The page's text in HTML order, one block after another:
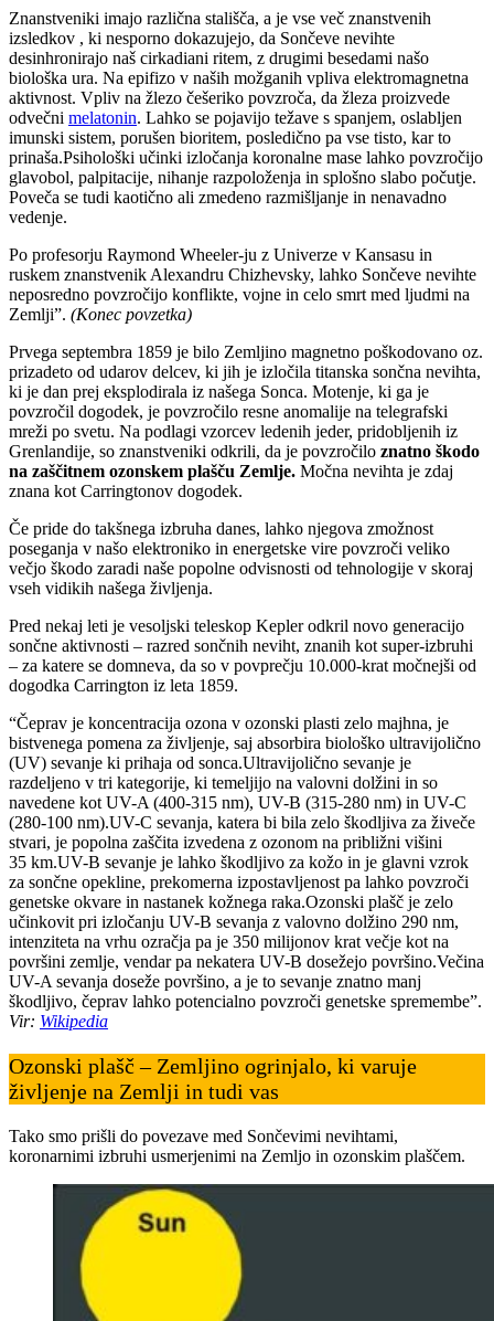
Znanstveniki imajo različna stališča, a je vse več znanstvenih
izsledkov , ki nesporno dokazujejo, da Sončeve nevihte
desinhronirajo naš cirkadiani ritem, z drugimi besedami našo
biološka ura. Na epifizo v naših možganih vpliva elektromagnetna
aktivnost. Vpliv na žlezo češeriko povzroča, da žleza proizvede
odvečni melatonin. Lahko se pojavijo težave s spanjem, oslabljen
imunski sistem, porušen bioritem, posledično pa vse tisto, kar to
prinaša.Psihološki učinki izločanja koronalne mase lahko povzročijo
glavobol, palpitacije, nihanje razpoloženja in splošno slabo počutje.
Poveča se tudi kaotično ali zmedeno razmišljanje in nenavadno
vedenje.
Po profesorju Raymond Wheeler-ju z Univerze v Kansasu in
ruskem znanstvenik Alexandru Chizhevsky, lahko Sončeve nevihte
neposredno povzročijo konflikte, vojne in celo smrt med ljudmi na
Zemlji”. (Konec povzetka)
Prvega septembra 1859 je bilo Zemljino magnetno poškodovano oz.
prizadeto od udarov delcev, ki jih je izločila titanska sončna nevihta,
ki je dan prej eksplodirala iz našega Sonca. Motenje, ki ga je
povzročil dogodek, je povzročilo resne anomalije na telegrafski
mreži po svetu. Na podlagi vzorcev ledenih jeder, pridobljenih iz
Grenlandije, so znanstveniki odkrili, da je povzročilo znatno škodo
na zaščitnem ozonskem plašču Zemlje. Močna nevihta je zdaj
znana kot Carringtonov dogodek.
Če pride do takšnega izbruha danes, lahko njegova zmožnost
poseganja v našo elektroniko in energetske vire povzroči veliko
večjo škodo zaradi naše popolne odvisnosti od tehnologije v skoraj
vseh vidikih našega življenja.
Pred nekaj leti je vesoljski teleskop Kepler odkril novo generacijo
sončne aktivnosti – razred sončnih neviht, znanih kot super-izbruhi
– za katere se domneva, da so v povprečju 10.000-krat močnejši od
dogodka Carrington iz leta 1859.
“Čeprav je koncentracija ozona v ozonski plasti zelo majhna, je
bistvenega pomena za življenje, saj absorbira biološko ultravijolično
(UV) sevanje ki prihaja od sonca.Ultravijolično sevanje je
razdeljeno v tri kategorije, ki temeljijo na valovni dolžini in so
navedene kot UV-A (400-315 nm), UV-B (315-280 nm) in UV-C
(280-100 nm).UV-C sevanja, katera bi bila zelo škodljiva za živeče
stvari, je popolna zaščita izvedena z ozonom na približni višini
35 km.UV-B sevanje je lahko škodljivo za kožo in je glavni vzrok
za sončne opekline, prekomerna izpostavljenost pa lahko povzroči
genetske okvare in nastanek kožnega raka.Ozonski plašč je zelo
učinkovit pri izločanju UV-B sevanja z valovno dolžino 290 nm,
intenziteta na vrhu ozračja pa je 350 milijonov krat večje kot na
površini zemlje, vendar pa nekatera UV-B dosežejo površino.Večina
UV-A sevanja doseže površino, a je to sevanje znatno manj
škodljivo, čeprav lahko potencialno povzroči genetske spremembe”.
Vir: Wikipedia
Ozonski plašč – Zemljino ogrinjalo, ki varuje
življenje na Zemlji in tudi vas
Tako smo prišli do povezave med Sončevimi nevihtami,
koronarnimi izbruhi usmerjenimi na Zemljo in ozonskim plaščem.